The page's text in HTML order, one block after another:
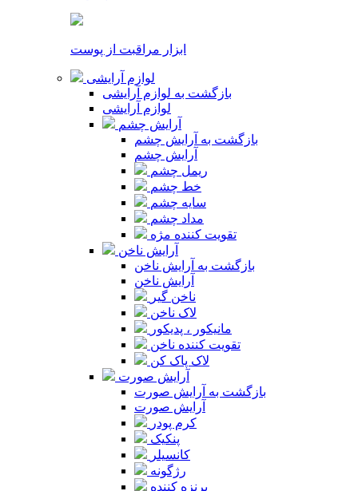
ابزار مراقبت از پوست
لوازم آرایشی
بازگشت به لوازم آرایشی
لوازم آرایشی
آرایش چشم
بازگشت به آرایش چشم
آرایش چشم
ریمل چشم
خط چشم
سایه چشم
مداد چشم
تقویت کننده مژه
آرایش ناخن
بازگشت به آرایش ناخن
آرایش ناخن
ناخن گیر
لاک ناخن
مانیکور ، پدیکور
تقویت کننده ناخن
لاک پاک کن
آرایش صورت
بازگشت به آرایش صورت
آرایش صورت
کرم پودر
پنکیک
کانسیلر
رژگونه
برنزه کننده